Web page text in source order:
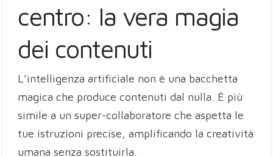
centro: la vera magia
dei contenuti
L’intelligenza artificiale non è una bacchetta
magica che produce contenuti dal nulla. È più
simile a un super-collaboratore che aspetta le
tue istruzioni precise, amplificando la creatività
umana senza sostituirla.